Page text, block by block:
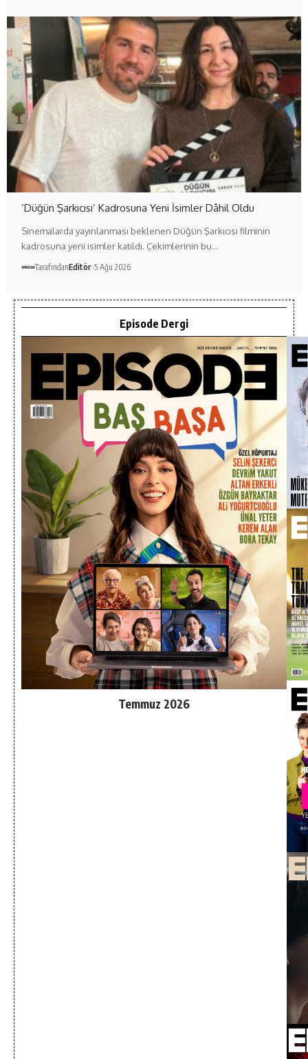
‘Düğün Şarkıcısı’ Kadrosuna Yeni İsimler Dâhil Oldu
Sinemalarda yayınlanması beklenen Düğün Şarkıcısı filminin
kadrosuna yeni isimler katıldı. Çekimlerinin bu…
TarafındanEditör 5 Ağu 2026
Episode Dergi
Temmuz 2026